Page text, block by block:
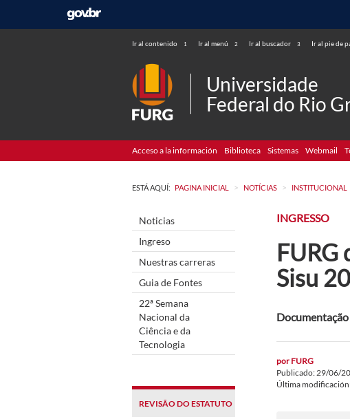
Ir al contenido 1 Ir al menú 2 Ir al buscador 3 Ir al pie de
Universidade
Federal do Rio
Acceso a la información Biblioteca Sistemas Webmail
ESTÁ AQUÍ: PAGINA INICIAL > NOTÍCIAS > INSTITUCIONAL
Noticias
Ingreso
Nuestras carreras
Guia de Fontes
22ª Semana
Nacional da
Ciência e da
Tecnologia
REVISÃO DO ESTATUTO
INGRESSO
FURG
Sisu
por FURG
Publicado: 29/06/
Última